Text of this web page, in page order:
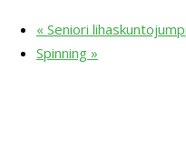
« Seniori
Spinning »